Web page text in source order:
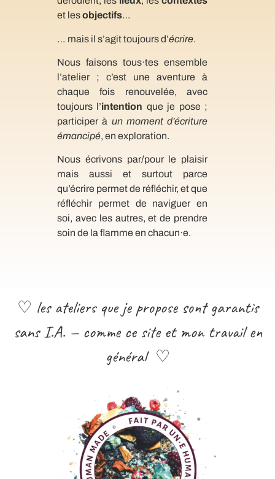
et lesobjectifs…
… mais il s’agit toujours d’écrire.
Nous faisons tous·tes ensemble
l’atelier ; c’est une aventure à
chaque fois renouvelée, avec
toujours l’intention que je pose ;
participer à un moment d’écriture
émancipé, en exploration.
Nous écrivons par/pour le plaisir
mais aussi et surtout parce
qu’écrire permet de réfléchir, et que
réfléchir permet de naviguer en
soi, avec les autres, et de prendre
soin de la flamme en chacun·e.
♡ les ateliers que je propose sont garantis
sans I.A. — comme ce site et mon travail en
général ♡